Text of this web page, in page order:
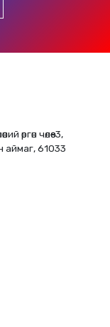
өргөн чөлөө-3,
аймаг, 61033